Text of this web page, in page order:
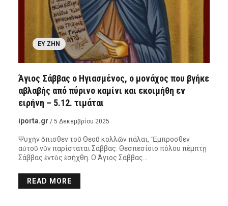
ΕΥ ΖΗΝ
Άγιος Σάββας ο Ηγιασμένος, ο μονάχος που βγήκε
αβλαβής από πύρινο καμίνι και εκοιμήθη εν
ειρήνη – 5.12. τιμάται
iporta.gr / 5 Δεκεμβρίου 2025
Ψυχὴν ὄπισθεν τοῦ Θεοῦ κολλῶν πάλαι, Ἔμπροσθεν
αὐτοῦ νῦν παρίσταται Σάββας. Θεσπεσίοιο πόλου πέμπτῃ
Σάββας ἐντὸς ἐσήχθη. Ο Άγιος Σάββας…
READ MORE